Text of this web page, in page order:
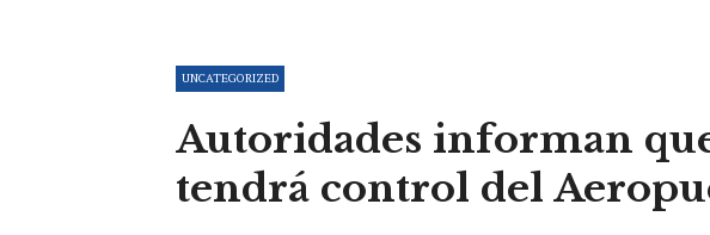
UNCATEGORIZED
Autoridades informan
tendrá control del